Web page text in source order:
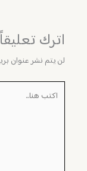
اترك تعليقاً
لن يتم نشر عنوان